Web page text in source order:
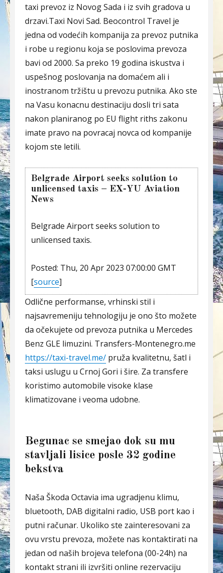
taxi prevoz iz Novog Sada i iz svih gradova u
drzavi.Taxi Novi Sad. Beocontrol Travel je
jedna od vodećih kompanija za prevoz putnika
i robe u regionu koja se poslovima prevoza
bavi od 2000. Sa preko 19 godina iskustva i
uspešnog poslovanja na domaćem ali i
inostranom tržištu u prevozu putnika. Ako ste
na Vasu konacnu destinaciju dosli tri sata
nakon planiranog po EU flight riths zakonu
imate pravo na povracaj novca od kompanije
kojom ste letili.
Belgrade Airport seeks solution to
unlicensed taxis – EX-YU Aviation
News
Belgrade Airport seeks solution to
unlicensed taxis.
Posted: Thu, 20 Apr 2023 07:00:00 GMT
[source]
Odlične performanse, vrhinski stil i
najsavremeniju tehnologiju je ono što možete
da očekujete od prevoza putnika u Mercedes
Benz GLE limuzini. Transfers-Montenegro.me
https://taxi-travel.me/ pruža kvalitetnu, šatl i
taksi uslugu u Crnoj Gori i šire. Za transfere
koristimo automobile visoke klase
klimatizovane i veoma udobne.
Begunac se smejao dok su mu
stavljali lisice posle 32 godine
bekstva
Naša Škoda Octavia ima ugradjenu klimu,
bluetooth, DAB digitalni radio, USB port kao i
putni računar. Ukoliko ste zainteresovani za
ovu vrstu prevoza, možete nas kontaktirati na
jedan od naših brojeva telefona (00-24h) na
kontakt strani ili izvršiti online rezervaciju